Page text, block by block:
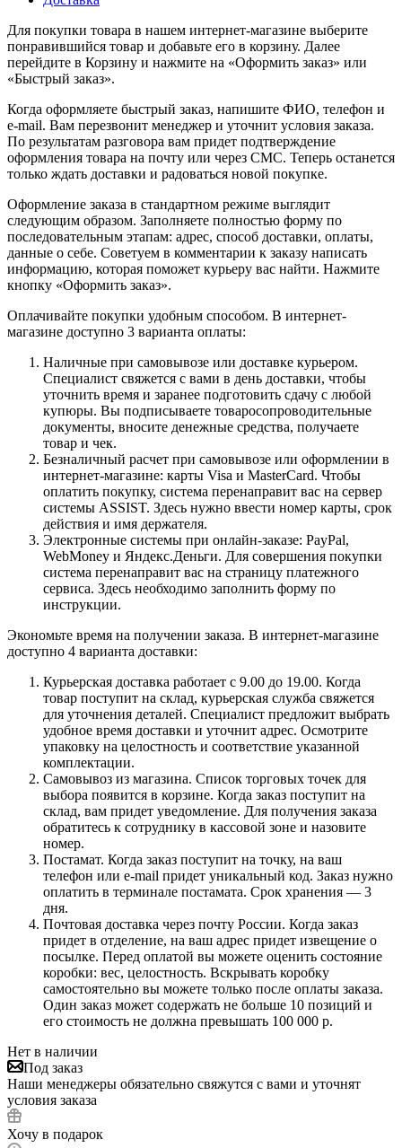
Для покупки товара в нашем интернет-магазине выберите
понравившийся товар и добавьте его в корзину. Далее
перейдите в Корзину и нажмите на «Оформить заказ» или
«Быстрый заказ».
Когда оформляете быстрый заказ, напишите ФИО, телефон и
e-mail. Вам перезвонит менеджер и уточнит условия заказа.
По результатам разговора вам придет подтверждение
оформления товара на почту или через СМС. Теперь останется
только ждать доставки и радоваться новой покупке.
Оформление заказа в стандартном режиме выглядит
следующим образом. Заполняете полностью форму по
последовательным этапам: адрес, способ доставки, оплаты,
данные о себе. Советуем в комментарии к заказу написать
информацию, которая поможет курьеру вас найти. Нажмите
кнопку «Оформить заказ».
Оплачивайте покупки удобным способом. В интернет-
магазине доступно 3 варианта оплаты:
Наличные при самовывозе или доставке курьером.
Специалист свяжется с вами в день доставки, чтобы
уточнить время и заранее подготовить сдачу с любой
купюры. Вы подписываете товаросопроводительные
документы, вносите денежные средства, получаете
товар и чек.
Безналичный расчет при самовывозе или оформлении в
интернет-магазине: карты Visa и MasterCard. Чтобы
оплатить покупку, система перенаправит вас на сервер
системы ASSIST. Здесь нужно ввести номер карты, срок
действия и имя держателя.
Электронные системы при онлайн-заказе: PayPal,
WebMoney и Яндекс.Деньги. Для совершения покупки
система перенаправит вас на страницу платежного
сервиса. Здесь необходимо заполнить форму по
инструкции.
Экономьте время на получении заказа. В интернет-магазине
доступно 4 варианта доставки:
Курьерская доставка работает с 9.00 до 19.00. Когда
товар поступит на склад, курьерская служба свяжется
для уточнения деталей. Специалист предложит выбрать
удобное время доставки и уточнит адрес. Осмотрите
упаковку на целостность и соответствие указанной
комплектации.
Самовывоз из магазина. Список торговых точек для
выбора появится в корзине. Когда заказ поступит на
склад, вам придет уведомление. Для получения заказа
обратитесь к сотруднику в кассовой зоне и назовите
номер.
Постамат. Когда заказ поступит на точку, на ваш
телефон или e-mail придет уникальный код. Заказ нужно
оплатить в терминале постамата. Срок хранения — 3
дня.
Почтовая доставка через почту России. Когда заказ
придет в отделение, на ваш адрес придет извещение о
посылке. Перед оплатой вы можете оценить состояние
коробки: вес, целостность. Вскрывать коробку
самостоятельно вы можете только после оплаты заказа.
Один заказ может содержать не больше 10 позиций и
его стоимость не должна превышать 100 000 р.
Нет в наличии
Под заказ
Наши менеджеры обязательно свяжутся с вами и уточнят
условия заказа
Хочу в подарок